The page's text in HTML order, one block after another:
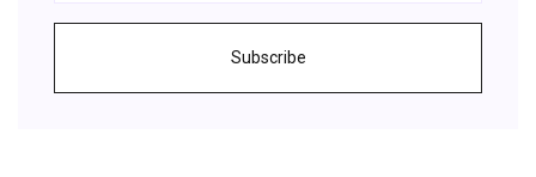
Subscribe